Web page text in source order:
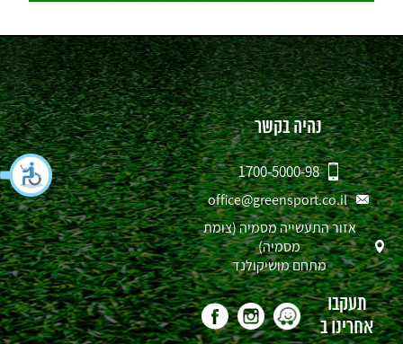
נהיה בקשר
1700-5000-98
office@greensport.co.il
אזור התעשייה מסמיה (צומת
מסמיה)
מתחם מושיקולנד
תעקבו
אחרינו ב